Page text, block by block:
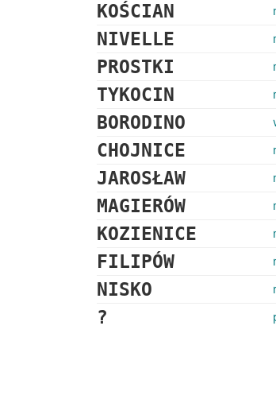
KOŚCIAN
NIVELLE
PROSTKI
TYKOCIN
BORODINO
CHOJNICE
JAROSŁAW
MAGIERÓW
KOZIENICE
FILIPÓW
NISKO
?